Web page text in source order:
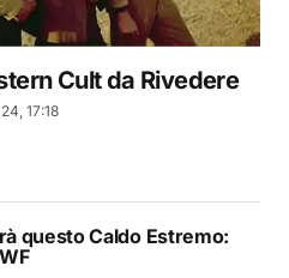
Cult da Rivedere
17:18
questo Caldo Estremo: